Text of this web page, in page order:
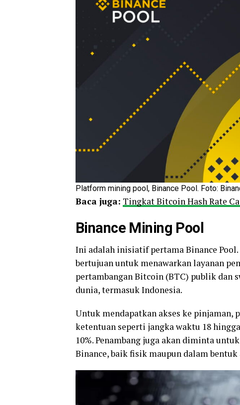
Platform mining pool, Binance Pool. Foto:
Baca juga: Tingkat Bitcoin Hash Rate
Binance Mining Pool
Ini adalah inisiatif pertama Binance
bertujuan untuk menawarkan layanan
pertambangan Bitcoin (BTC) publik
dunia, termasuk Indonesia.
Untuk mendapatkan akses ke pinjaman,
ketentuan seperti jangka waktu 18
10%. Penambang juga akan diminta
Binance, baik fisik maupun dalam